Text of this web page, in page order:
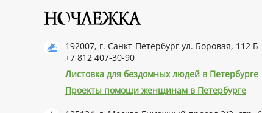
192007, г. Санкт-Петербург ул. Боровая, 112 Б
+7 812 407-30-90
Листовка для бездомных людей в Петербурге
Проекты помощи женщинам в Петербурге